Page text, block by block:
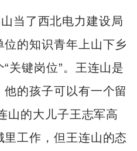
当了西北电力建设局
的知识青年上山下乡
关键岗位”。王连山是
的孩子可以有一个留
山的大儿子王志军高
工作，但王连山的态